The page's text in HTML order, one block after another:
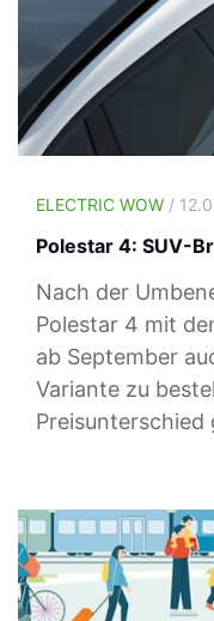
ELECTRIC WOW /
Polestar 4: SUV-
Nach der
Polestar 4 mit
ab September
Variante zu
Preisunterschied